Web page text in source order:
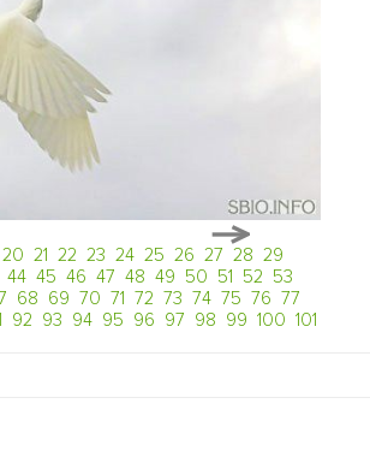
20 21 22 23 24 25 26 27 28 29
44 45 46 47 48 49 50 51 52 53
68 69 70 71 72 73 74 75 76 77
92 93 94 95 96 97 98 99 100 101